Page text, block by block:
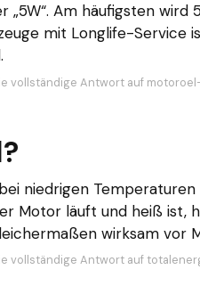
„5W“. Am häufigsten
mit Longlife-Service
vollständige Antwort auf
niedrigen Temperaturen
Motor läuft und heiß ist,
wirksam vor
vollständige Antwort auf